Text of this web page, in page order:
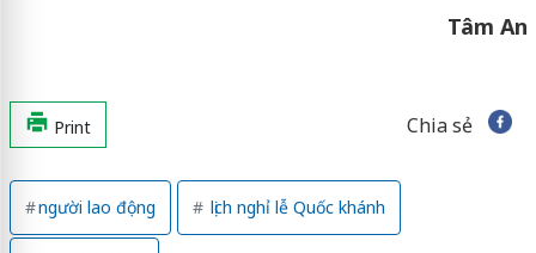
Tâm An
Print Chia sẻ
người lao động lịch nghỉ lễ Quốc khánh